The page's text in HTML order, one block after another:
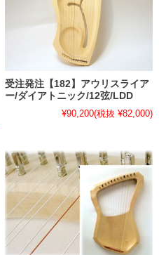
受注発注【182】アウリスライア
ー/ダイアトニック/12弦/LDD
¥90,200(税抜 ¥82,000)